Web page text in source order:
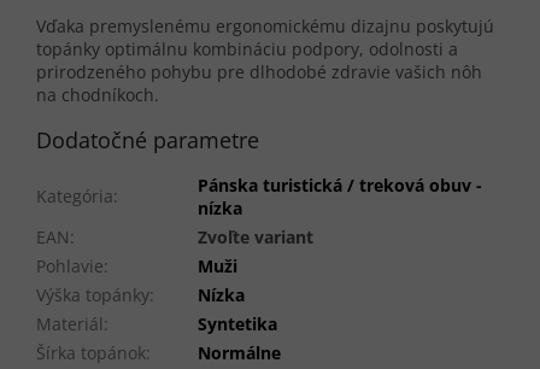
Vďaka premyslenému ergonomickému dizajnu poskytujú
topánky optimálnu kombináciu podpory, odolnosti a
prirodzeného pohybu pre dlhodobé zdravie vašich nôh
na chodníkoch.
Dodatočné parametre
Kategória:
Pánska turistická / treková obuv -
nízka
EAN:
Zvoľte variant
Pohlavie:
Muži
Výška topánky:
Nízka
Materiál:
Syntetika
Šírka topánok:
Normálne